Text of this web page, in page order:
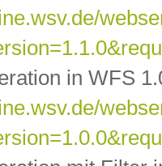
in WFS